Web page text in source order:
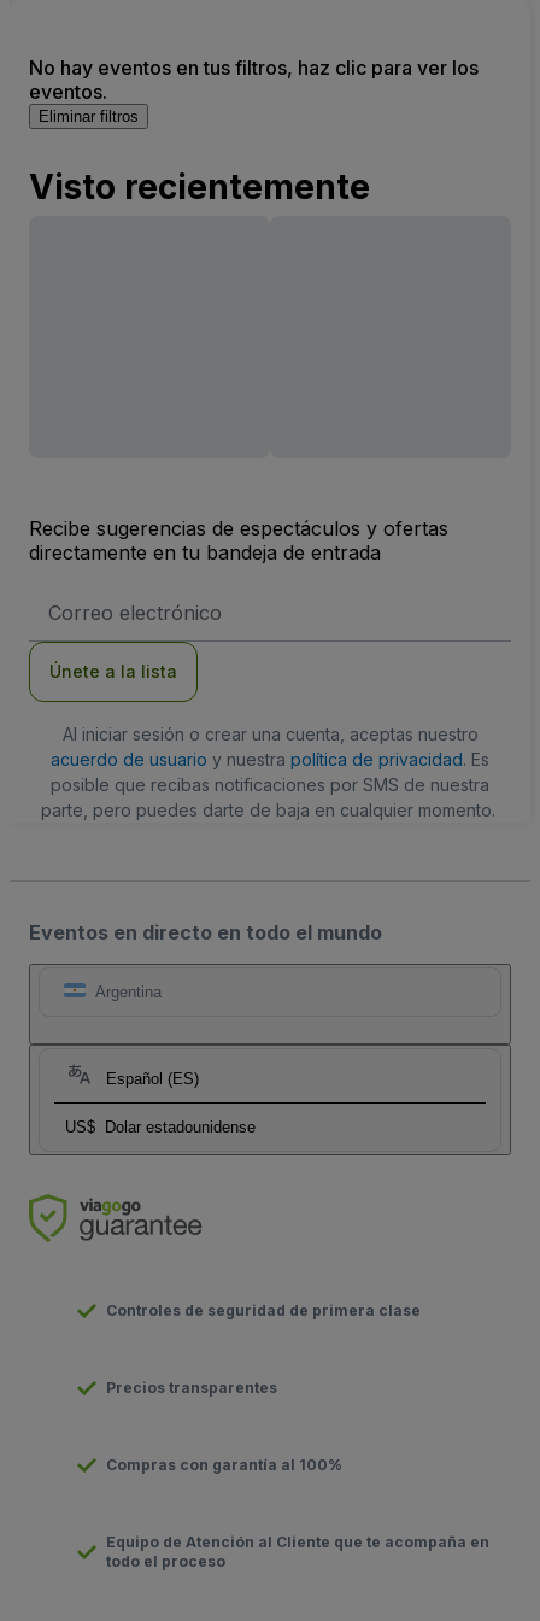
No hay eventos en tus filtros, haz clic para ver los
eventos.
Eliminar filtros
Visto recientemente
Recibe sugerencias de espectáculos y ofertas
directamente en tu bandeja de entrada
de
Únete a la lista
Al iniciar sesión o crear una cuenta, aceptas nuestro
acuerdo de usuario y nuestra política de privacidad. Es
posible que recibas notificaciones por SMS de nuestra
parte, pero puedes darte de baja en cualquier momento.
Eventos en directo en todo el mundo
Argentina
Español (ES)
US$ Dolar estadounidense
Controles de seguridad de primera clase
Precios transparentes
Compras con garantía al 100%
Equipo de Atención al Cliente que te acompaña en
todo el proceso